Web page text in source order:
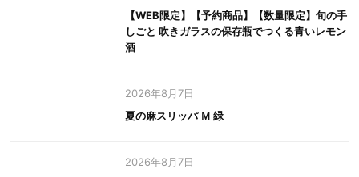
【WEB限定】【予約商品】【数量限定】旬の手
しごと 吹きガラスの保存瓶でつくる青いレモン
酒
2026年8月7日
夏の麻スリッパ Ｍ 緑
2026年8月7日